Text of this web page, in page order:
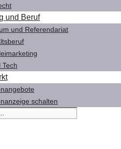
und Beruf
und Referendariat
Tech
schalten